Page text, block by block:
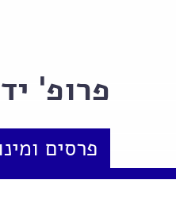
פרופ'
פרסים